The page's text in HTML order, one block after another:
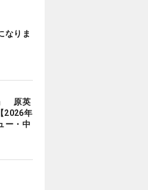
なりま
原英
2026年
ー・中